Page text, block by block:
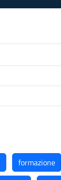
formazione